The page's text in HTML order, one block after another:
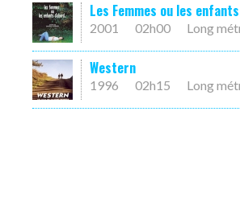
Les Femmes ou les
2001 02h00 Long
Western
1996 02h15 Long